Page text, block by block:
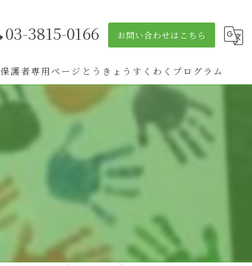
03-3815-0166 お問い合わせはこちら
保護者専用ページ とうきょうすくわくプログラム